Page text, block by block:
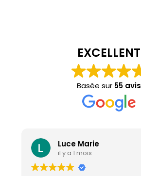
EXCELLENT
Basée sur 55 avis
Luce Marie
il y a 1 mois